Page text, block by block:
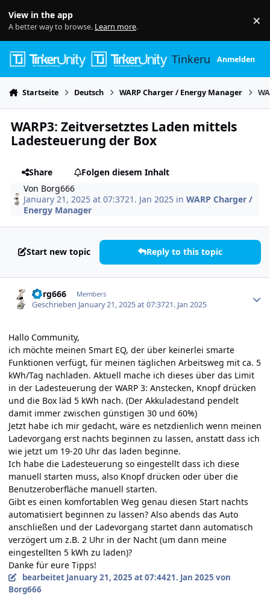
View in the app
A better way to browse. Learn more. ×
TinkerunityAnmelden
Startseite Deutsch WARP Charger / Energy Manager
WARP3: Zeitversetztes Laden mittels
Lade­steuerung der Box
Share
Folgen diesem Inhalt
Von Borg666
January 21, 2025 at 07:3721. Jan 2025 inWARP Charger /
Energy Manager
Start new topic Reply to this topic
Borg666 Members
Geschrieben January 21, 2025 at 07:3721. Jan 2025
Hallo Community,
ich möchte meinen Smart EQ, der über keinerlei smarte
Funktionen verfügt, für meinen täglichen Arbeitsweg mit ca. 5
kWh/Tag nachladen. Aktuell mache ich dieses über das Limit
in der Ladesteuerung der WARP 3: Anstecken, Knopf drücken
und die Box läd 5 kWh nach. (Der Akkuladestand pendelt
damit immer zwischen günstigen 30 und 60%)
Jetzt habe ich mir gedacht, wäre es netzdienlich wenn meinen
Ladevorgang erst nachts beginnen zu lassen, anstatt dass ich
wie jetzt um 19-20 Uhr das laden beginne.
Ich habe die Ladesteuerung so eingestellt dass ich diese
manuell starten muss, also Knopf drücken oder über die
Benutzeroberfläche manuell starten.
Gibt es einen komfortablen Weg genau diesen Start nachts
automatisiert beginnen zu lassen? Also abends das Auto
anschließen und der Ladevorgang startet dann automatisch
verzögert um z.B. 2 Uhr in der Nacht (um dann meine
eingestellten 5 kWh zu laden)?
Danke für eure Tipps!
bearbeitet January 21, 2025 at 07:4421. Jan 2025 von
Borg666